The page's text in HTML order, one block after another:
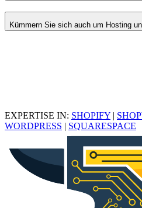
Kümmern Sie sich auch um Hosting
EXPERTISE IN: SHOPIFY |
WORDPRESS | SQUARESPACE